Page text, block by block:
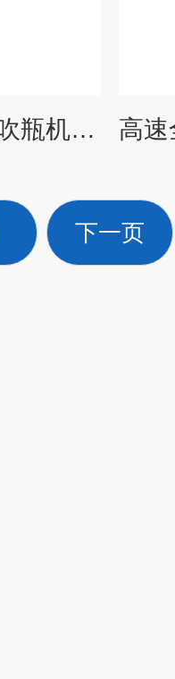
WF-A4高速饮料瓶吹瓶机 理瓶机/吹瓶机/洗瓶机
下一页